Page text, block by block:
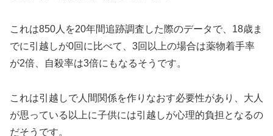
これは850人を20年間追跡調査した際のデータで、18歳ま
でに引越しが0回に比べて、3回以上の場合は薬物着手率
が2倍、自殺率は3倍にもなるそうです。
これは引越しで人間関係を作りなおす必要性があり、大人
が思っている以上に子供には引越しが心理的負担となるの
だそうです。